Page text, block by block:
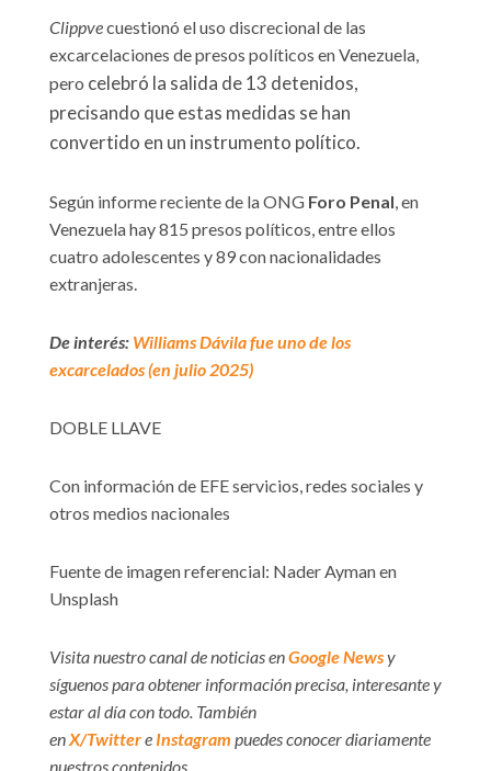
Clippvecuestionó el uso discrecional de las
excarcelaciones de presos políticos en Venezuela,
pero celebró la salida de 13 detenidos,
precisando que estas medidas se han
convertido en un instrumento político.
Según informe reciente de la ONG Foro Penal, en
Venezuela hay 815 presos políticos, entre ellos
cuatro adolescentes y 89 con nacionalidades
extranjeras.
De interés: Williams Dávila fue uno de los
excarcelados (en julio 2025)
DOBLE LLAVE
Con información de EFE servicios, redes sociales y
otros medios nacionales
Fuente de imagen referencial: Nader Ayman en
Unsplash
Visita nuestro canal de noticias enGoogle Newsy
síguenos para obtener información precisa, interesante y
estar al día con todo. También
enX/Twittere Instagram puedes conocer diariamente
nuestros contenidos